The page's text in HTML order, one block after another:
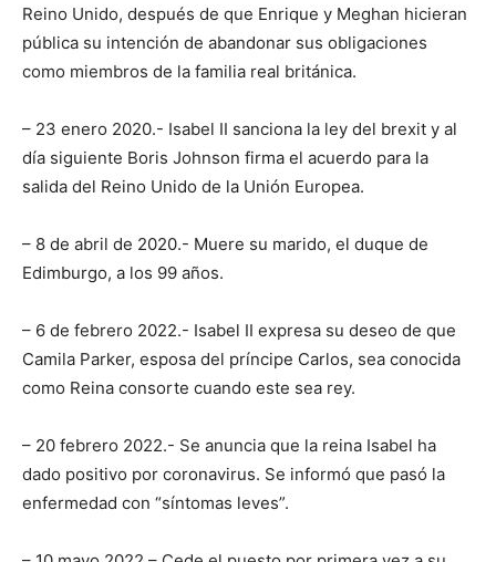
Reino Unido, después de que Enrique y Meghan hicieran
pública su intención de abandonar sus obligaciones
como miembros de la familia real británica.
– 23 enero 2020.- Isabel II sanciona la ley del brexit y al
día siguiente Boris Johnson firma el acuerdo para la
salida del Reino Unido de la Unión Europea.
– 8 de abril de 2020.- Muere su marido, el duque de
Edimburgo, a los 99 años.
– 6 de febrero 2022.- Isabel II expresa su deseo de que
Camila Parker, esposa del príncipe Carlos, sea conocida
como Reina consorte cuando este sea rey.
– 20 febrero 2022.- Se anuncia que la reina Isabel ha
dado positivo por coronavirus. Se informó que pasó la
enfermedad con “síntomas leves”.